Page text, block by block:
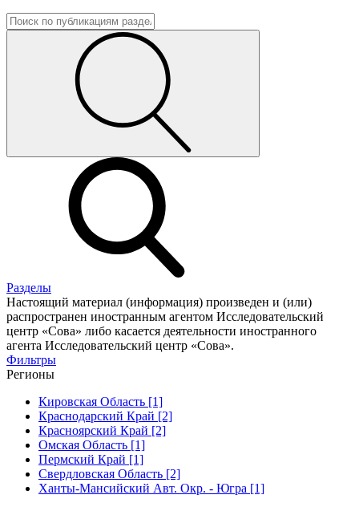
Разделы
Настоящий материал (информация) произведен и (или)
распространен иностранным агентом Исследовательский
центр «Сова» либо касается деятельности иностранного
агента Исследовательский центр «Сова».
Фильтры
Регионы
Кировская Область [1]
Краснодарский Край [2]
Красноярский Край [2]
Омская Область [1]
Пермский Край [1]
Свердловская Область [2]
Ханты-Мансийский Авт. Окр. - Югра [1]